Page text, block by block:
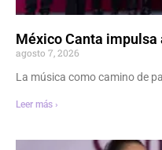
México Canta
agosto 7, 2026
La música como camino de
Leer más ›